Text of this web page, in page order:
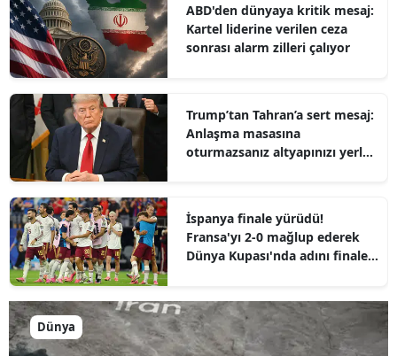
ABD'den dünyaya kritik mesaj:
Kartel liderine verilen ceza
sonrası alarm zilleri çalıyor
Trump’tan Tahran’a sert mesaj:
Anlaşma masasına
oturmazsanız altyapınızı yerle
İspanya finale yürüdü!
Fransa'yı 2-0 mağlup ederek
Dünya Kupası'nda adını finale
Dünya